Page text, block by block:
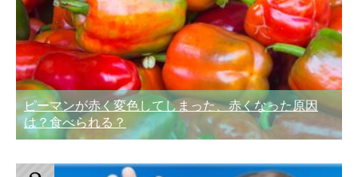
ピーマンが赤く変色してしまった、赤くなった原因
は？食べられる？